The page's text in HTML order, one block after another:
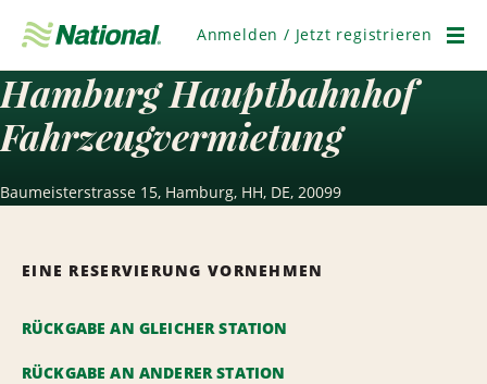
überspringen
Anmelden / Jetzt registrieren
Hamburg Hauptbahnhof
Fahrzeugvermietung
Baumeisterstrasse 15, Hamburg, HH, DE, 20099
EINE RESERVIERUNG VORNEHMEN
RÜCKGABE AN GLEICHER STATION
RÜCKGABE AN ANDERER STATION